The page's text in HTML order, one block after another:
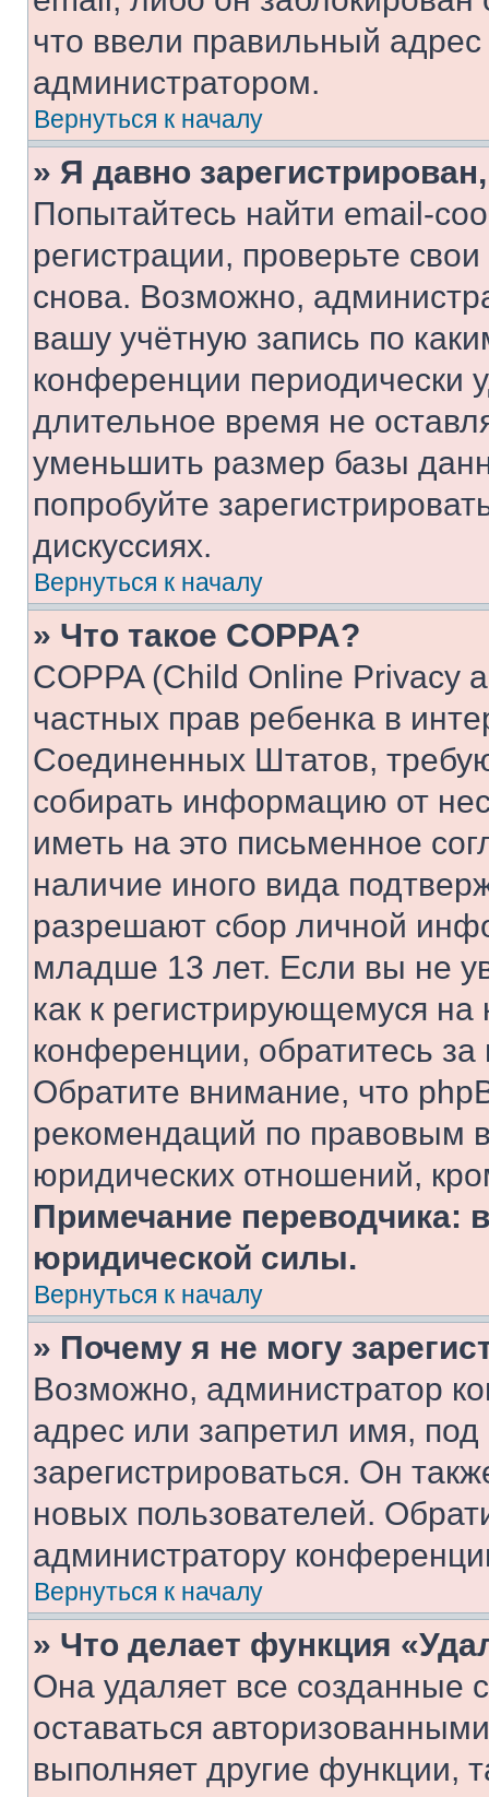
что ввели правильный адрес
администратором.
Вернуться к началу
» Я давно
Попытайтесь найти email-
регистрации, проверьте
снова. Возможно,
вашу учётную запись по
конференции периодически
длительное время не
уменьшить размер базы
попробуйте
дискуссиях.
Вернуться к началу
» Что такое COPPA?
COPPA (Child Online Privacy
частных прав ребенка в
Соединенных Штатов,
собирать информацию от
иметь на это письменное
наличие иного вида
разрешают сбор личной
младше 13 лет. Если вы не
как к регистрирующемуся
конференции, обратитесь
Обратите внимание, что
рекомендаций по правовым
юридических отношений,
Примечание переводчика:
юридической силы.
Вернуться к началу
» Почему я не могу
Возможно, администратор
адрес или запретил имя,
зарегистрироваться. Он
новых пользователей.
администратору
Вернуться к началу
» Что делает функция
Она удаляет все созданные
оставаться
выполняет другие функции,